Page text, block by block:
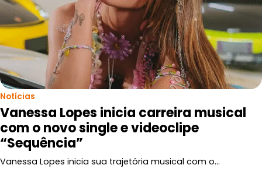
Notícias
Vanessa Lopes inicia carreira musical
com o novo single e videoclipe
“Sequência”
Vanessa Lopes inicia sua trajetória musical com o…